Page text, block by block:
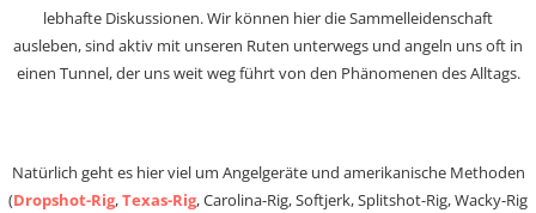
lebhafte Diskussionen. Wir können hier die Sammelleidenschaft
ausleben, sind aktiv mit unseren Ruten unterwegs und angeln uns oft in
einen Tunnel, der uns weit weg führt von den Phänomenen des Alltags.
Natürlich geht es hier viel um Angelgeräte und amerikanische Methoden
(Dropshot-Rig,Texas-Rig, Carolina-Rig, Softjerk, Splitshot-Rig, Wacky-Rig